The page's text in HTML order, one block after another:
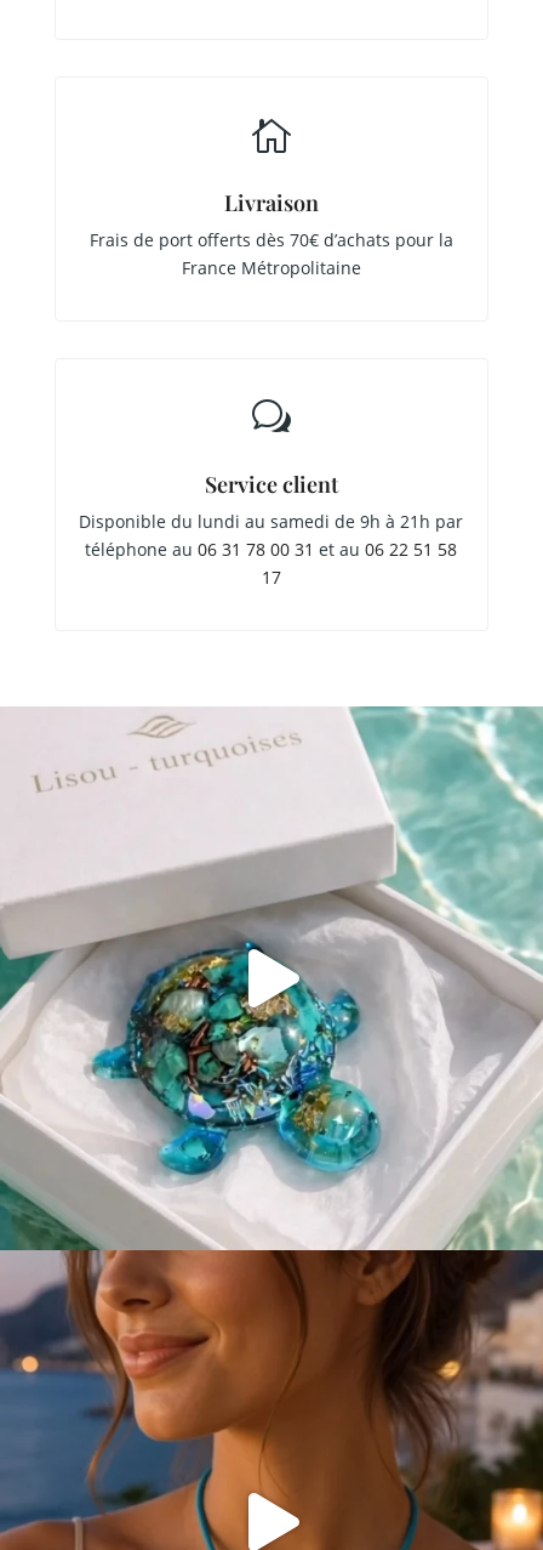

Livraison
Frais de port offerts dès 70€ d’achats pour la
France Métropolitaine
w
Service client
Disponible du lundi au samedi de 9h à 21h par
téléphone au06 31 78 00 31 et au06 22 51 58
17